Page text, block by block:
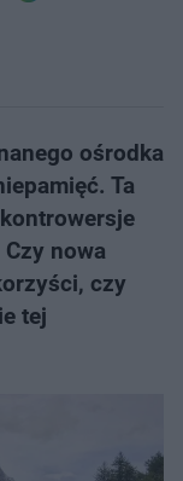
ośrodka
Ta
nowa
czy
tej